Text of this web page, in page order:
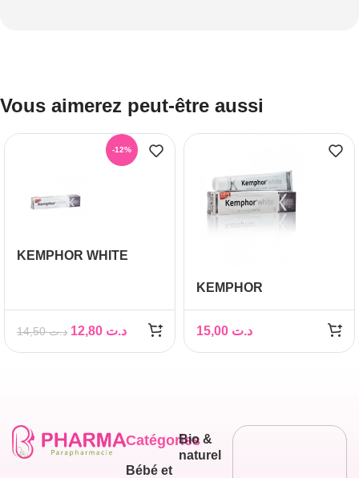
Vous aimerez peut-être aussi
-12%
KEMPHOR WHITE
د.ت14,50 د.ت
KEMPHOR
ML
د.ت
Catégories
Bébé et
Bio &
naturel